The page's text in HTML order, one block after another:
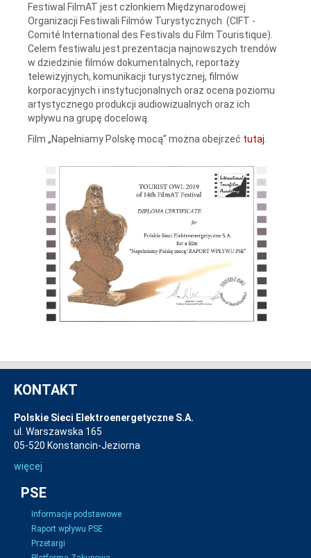
Festiwal FilmAT jest członkiem Międzynarodowej
Organizacji Festiwali Filmów Turystycznych (CIFT -
Comité International des Festivals du Film Touristique).
Celem festiwalu jest prezentacja najnowszych trendów
w dziedzinie filmów dokumentalnych, reportaży
telewizyjnych, komunikacji turystycznej, filmów
korporacyjnych i instytucjonalnych oraz ocena poziomu
artystycznego produkcji audiowizualnych oraz ich
wpływu na grupę docelową.
Film „Napełniamy Polskę mocą” można obejrzeć tutaj.
KONTAKT
Polskie Sieci Elektroenergetyczne S.A.
ul. Warszawska 165
05-520 Konstancin-Jeziorna
więcej
PSE
Informacje podstawowe
Raport wpływu PSE
Przetargi